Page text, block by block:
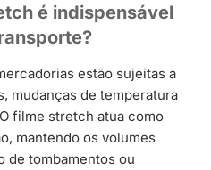
é indispensável
estão sujeitas a
mudanças de temperatura
filme stretch atua como
mantendo os volumes
de tombamentos ou